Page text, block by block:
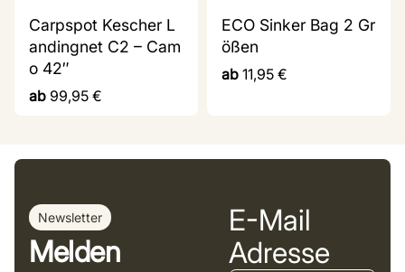
Carpspot Kescher L
andingnet C2 – Cam
o 42″
ab 99,95 €
ECO Sinker Bag 2 Gr
ößen
ab 11,95 €
Newsletter
Melden
E-Mail
Adresse